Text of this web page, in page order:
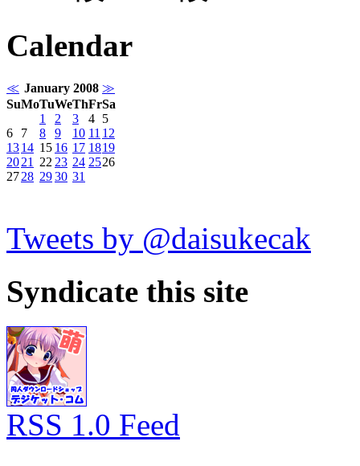
Calendar
≪ January 2008 ≫
SuMoTuWeThFrSa
1
2 3 4 5
6
7 8 9 10 11 12
1314 15 16 17 1819
2021 22 23 24 2526
2728 2930 31
Tweets by @daisukecak
Syndicate this site
RSS 1.0 Feed